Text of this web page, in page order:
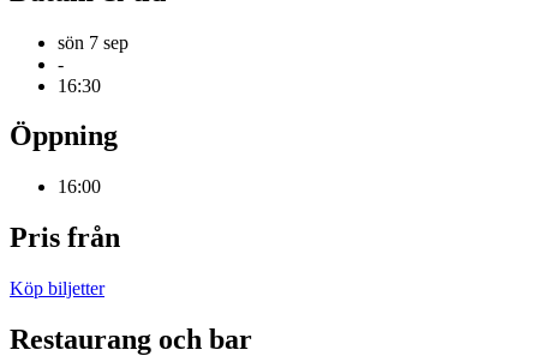
sön 7 sep
-
16:30
Öppning
16:00
Pris från
Köp biljetter
Restaurang och bar